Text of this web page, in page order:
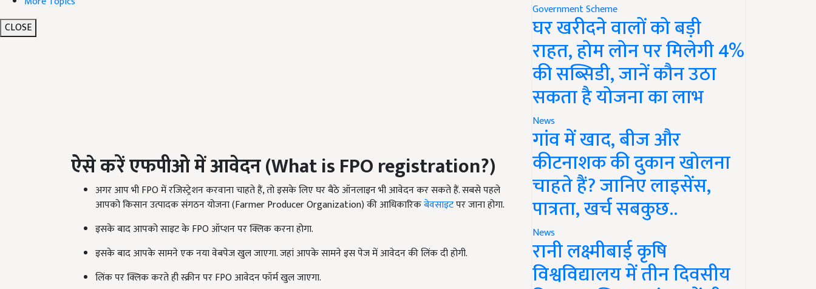
CLOSE
ऐसे करें एफपीओ में आवेदन (What is FPO registration?)
अगर आप भी FPO में रजिस्ट्रेशन करवाना चाहते हैं, तो इसके लिए घर बैठे ऑनलाइन भी आवेदन कर सकते हैं. सबसे पहले
आपको किसान उत्पादक संगठन योजना (Farmer Producer Organization) की आधिकारिकबेवसाइटपर जाना होगा.
इसके बाद आपको साइट के FPO ऑप्शन पर क्लिक करना होगा.
इसके बाद आपके सामने एक नया वेबपेज खुल जाएगा. जहां आपके सामने इस पेज में आवेदन की लिंक दी होगी.
लिंक पर क्लिक करते ही स्क्रीन पर FPO आवेदन फॉर्म खुल जाएगा.
Government Scheme
घर खरीदने वालों को बड़ी
राहत, होम लोन पर मिलेगी 4%
की सब्सिडी, जानें कौन उठा
सकता है योजना का लाभ
News
गांव में खाद, बीज और
कीटनाशक की दुकान खोलना
चाहते हैं? जानिए लाइसेंस,
पात्रता, खर्च सबकुछ..
News
रानी लक्ष्मीबाई कृषि
विश्वविद्यालय में तीन दिवसीय